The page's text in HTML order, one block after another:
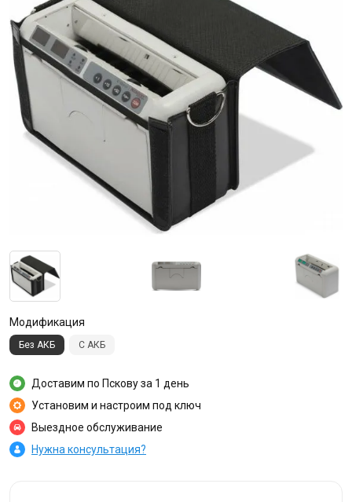
Модификация
Без АКБ С АКБ
Доставим по Пскову за 1 день
Установим и настроим под ключ
Выездное обслуживание
Нужна консультация?